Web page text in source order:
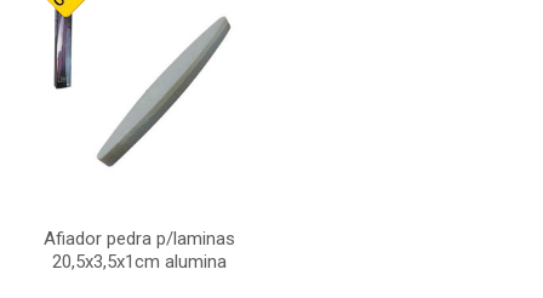
Afiador pedra p/laminas
20,5x3,5x1cm alumina